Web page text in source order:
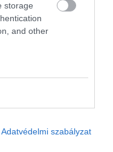
storage
and other
Adatvédelmi szabályzat